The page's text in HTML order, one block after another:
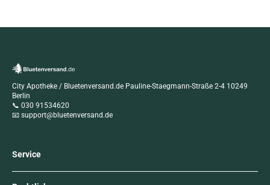
City Apotheke / Bluetenversand.de Pauline-Staegmann-Straße 2-4 10249
Berlin
📞 030 91534620
📧 support@bluetenversand.de
Service